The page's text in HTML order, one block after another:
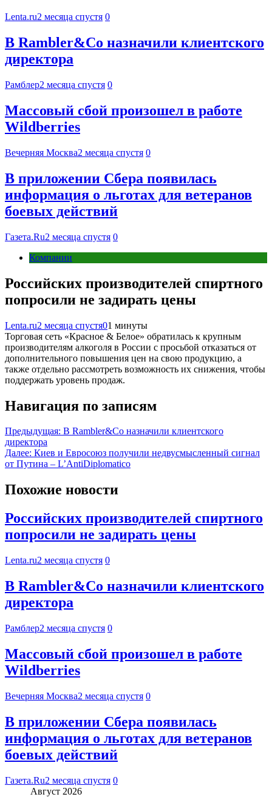
Lenta.ru2 месяца спустя 0
В Rambler&Co назначили клиентского
директора
Рамблер2 месяца спустя 0
Массовый сбой произошел в работе
Wildberries
Вечерняя Москва2 месяца спустя 0
В приложении Сбера появилась
информация о льготах для ветеранов
боевых действий
Газета.Ru2 месяца спустя 0
Компании
Российских производителей спиртного
попросили не задирать цены
Lenta.ru2 месяца спустя01 минуты
Торговая сеть «Красное & Белое» обратилась к крупным
производителям алкоголя в России с просьбой отказаться от
дополнительного повышения цен на свою продукцию, а
также отдельно рассмотреть возможность их снижения, чтобы
поддержать уровень продаж.
Навигация по записям
Предыдущая: В Rambler&Co назначили клиентского
директора
Далее: Киев и Евросоюз получили недвусмысленный сигнал
от Путина – L’AntiDiplomatico
Похожие новости
Российских производителей спиртного
попросили не задирать цены
Lenta.ru2 месяца спустя 0
В Rambler&Co назначили клиентского
директора
Рамблер2 месяца спустя 0
Массовый сбой произошел в работе
Wildberries
Вечерняя Москва2 месяца спустя 0
В приложении Сбера появилась
информация о льготах для ветеранов
боевых действий
Газета.Ru2 месяца спустя 0
Август 2026